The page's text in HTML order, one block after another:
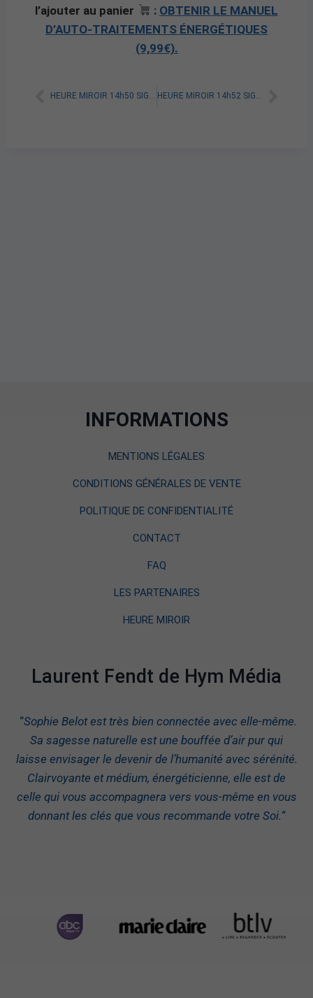
l’ajouter au panier
: OBTENIR LE MANUEL
D’AUTO-TRAITEMENTS ÉNERGÉTIQUES
(9,99€).
HEURE MIROIR 14h50 SIGNIFICATION SPIRITUELLE [A LIRE] HEURE MIROIR 14h52 SIGNIFICATION SPIRITUELLE [A LIRE]
INFORMATIONS
MENTIONS LÉGALES
CONDITIONS GÉNÉRALES DE VENTE
POLITIQUE DE CONFIDENTIALITÉ
CONTACT
FAQ
LES PARTENAIRES
HEURE MIROIR
Laurent Fendt de Hym Média
“Sophie Belot est très bien connectée avec elle-même.
Sa sagesse naturelle est une bouffée d’air pur qui
laisse envisager le devenir de l’humanité avec sérénité.
Clairvoyante et médium, énergéticienne, elle est de
celle qui vous accompagnera vers vous-même en vous
donnant les clés que vous recommande votre Soi.“